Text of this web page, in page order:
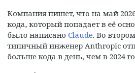
Компания пишет, что на май
кода, который попадает в её
было написано Claude. Во
типичный инженер Anthropic
больше кода в день, чем в 2024